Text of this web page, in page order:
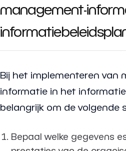
management-
Bij het implementeren van
informatie in het
belangrijk om de volgende
Bepaal welke gegevens